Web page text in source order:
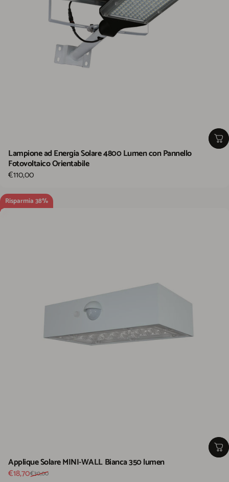
Lampione ad Energia Solare 4800 Lumen con Pannello
Fotovoltaico Orientabile
€110,00
Risparmia 38%
Applique Solare MINI-WALL Bianca 350 lumen
Prezzo scontato
€18,70
Prezzo di listino
€30,00